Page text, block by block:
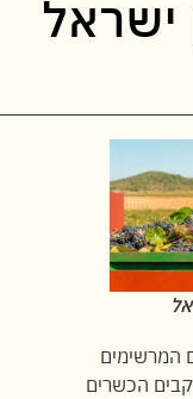
ישראל
המרשימים
הכשרים